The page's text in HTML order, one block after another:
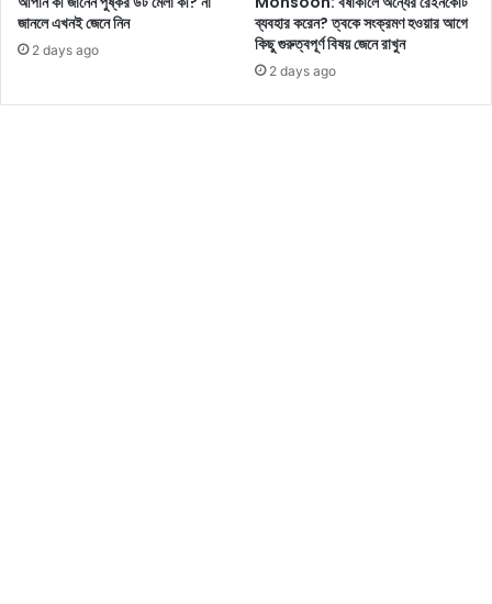
ন
প্র
জ
জানলে এখনই জেনে নিন
2 days ago
ব্যবহার করেন? ত্বকে সংক্রমণ হওয়ার আগে
কিছু গুরুত্বপূর্ণ বিষয় জেনে রাখুন
2 days ago